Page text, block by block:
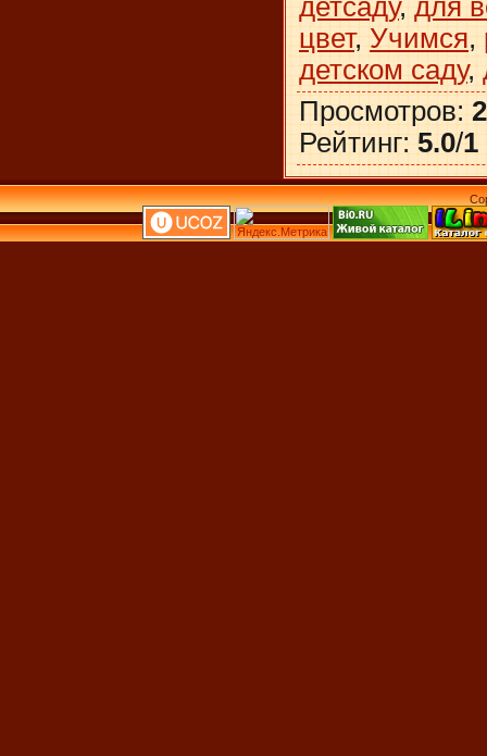
детсаду, для
цвет, Учимся,
детском саду,
Просмотров:
Рейтинг: 5.0/1